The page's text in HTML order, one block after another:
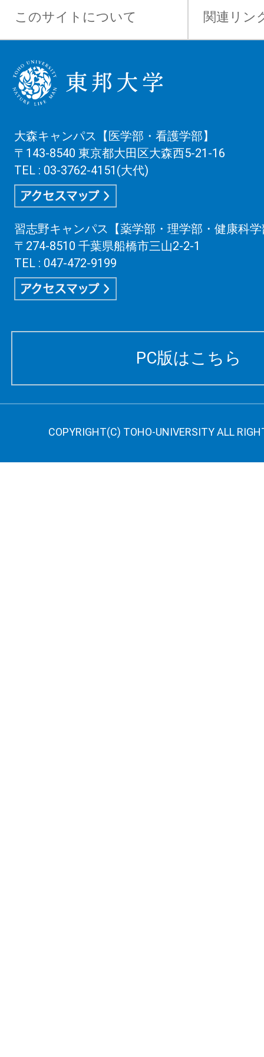
このサイトについて 関連リン
大森キャンパス【医学部・看護学部】
〒143-8540 東京都大田区大森西5-21-16
TEL : 03-3762-4151(大代)
習志野キャンパス【薬学部・理学部・健康科
〒274-8510 千葉県船橋市三山2-2-1
TEL : 047-472-9199
PC版はこちら
COPYRIGHT(C) TOHO-UNIVERSITY ALL